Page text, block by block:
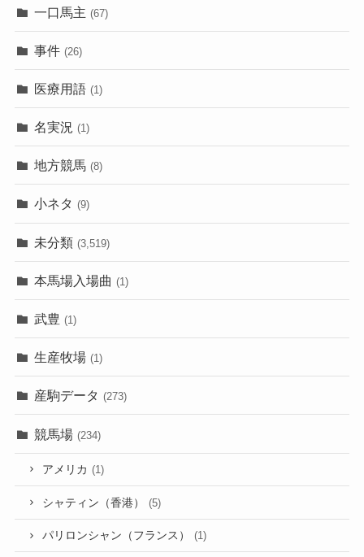
一口馬主 (67)
事件 (26)
医療用語 (1)
名実況 (1)
地方競馬 (8)
小ネタ (9)
未分類 (3,519)
本馬場入場曲 (1)
武豊 (1)
生産牧場 (1)
産駒データ (273)
競馬場 (234)
アメリカ (1)
シャティン（香港） (5)
パリロンシャン（フランス） (1)